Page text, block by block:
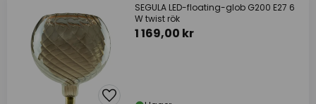
SEGULA LED-floating-glob G200 E27 6
W twist rök
1 169,00 kr